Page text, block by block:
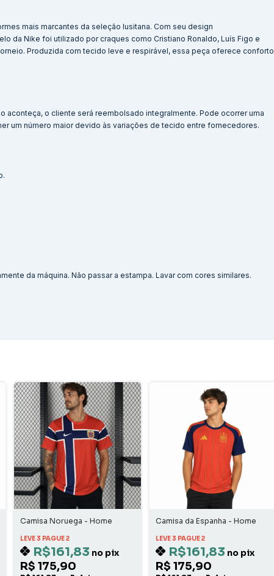
mais marcantes da seleção lusitana. Com seu design
da Nike foi utilizado por craques como Cristiano Ronaldo, Luís Figo e
Produzida com tecido leve e respirável, essa peça oferece conforto
o cliente será reembolsado integralmente. Pode ocorrer uma
um número maior devido às variações de tecido entre fornecedores.
da máquina. Não passar a estampa. Lavar com cores similares.
Camisa Noruega - Home
LEVE 3 PAGUE 2
R$161,83 no pix
R$ 175,90
Camisa da Espanha - Home
LEVE 3 PAGUE 2
R$161,83 no pix
R$ 175,90